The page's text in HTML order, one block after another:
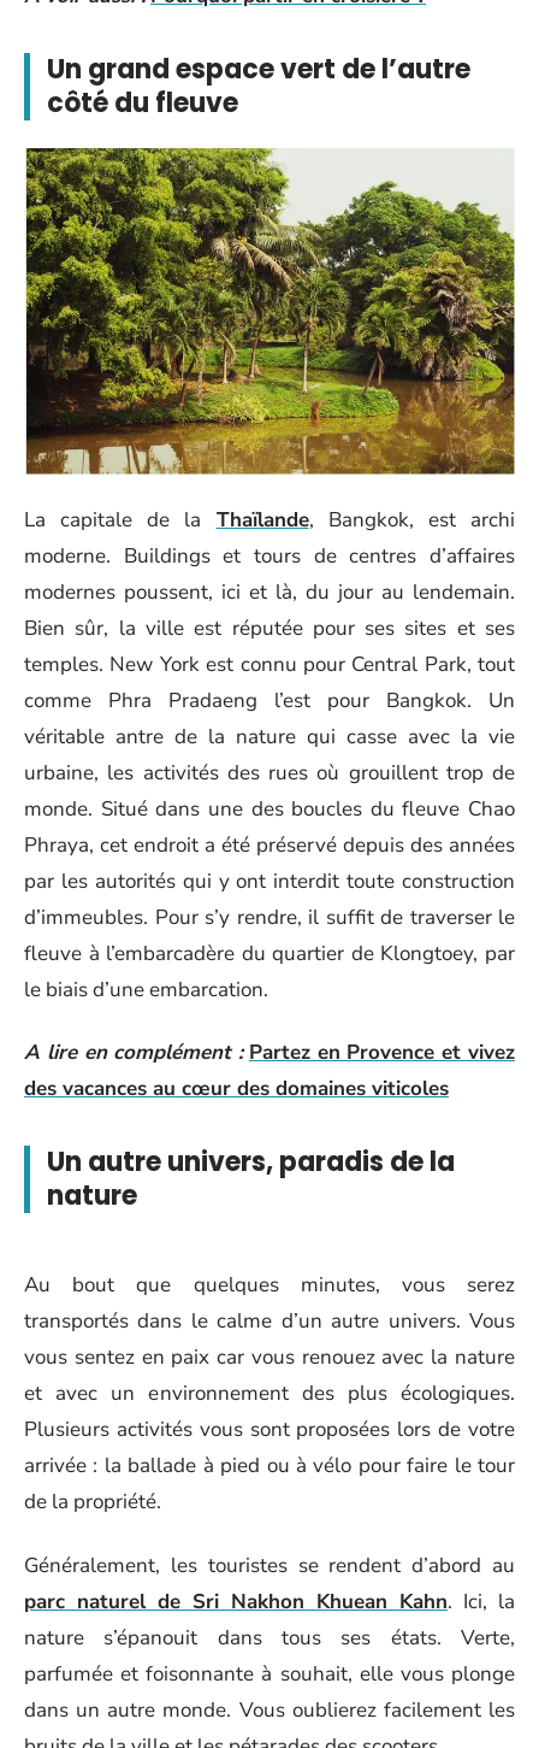
Un grand espace vert de l’autre
côté du fleuve
La capitale de la Thaïlande, Bangkok, est archi
moderne. Buildings et tours de centres d’affaires
modernes poussent, ici et là, du jour au lendemain.
Bien sûr, la ville est réputée pour ses sites et ses
temples. New York est connu pour Central Park, tout
comme Phra Pradaeng l’est pour Bangkok. Un
véritable antre de la nature qui casse avec la vie
urbaine, les activités des rues où grouillent trop de
monde. Situé dans une des boucles du fleuve Chao
Phraya, cet endroit a été préservé depuis des années
par les autorités qui y ont interdit toute construction
d’immeubles. Pour s’y rendre, il suffit de traverser le
fleuve à l’embarcadère du quartier de Klongtoey, par
le biais d’une embarcation.
A lire en complément : Partez en Provence et vivez
des vacances au cœur des domaines viticoles
Un autre univers, paradis de la
nature
Au bout que quelques minutes, vous serez
transportés dans le calme d’un autre univers. Vous
vous sentez en paix car vous renouez avec la nature
et avec un environnement des plus écologiques.
Plusieurs activités vous sont proposées lors de votre
arrivée : la ballade à pied ou à vélo pour faire le tour
de la propriété.
Généralement, les touristes se rendent d’abord au
parc naturel de Sri Nakhon Khuean Kahn. Ici, la
nature s’épanouit dans tous ses états. Verte,
parfumée et foisonnante à souhait, elle vous plonge
dans un autre monde. Vous oublierez facilement les